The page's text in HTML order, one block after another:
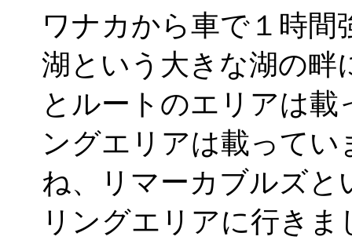
ワナカから車で１時
湖という大きな湖の畔
とルートのエリアは
ングエリアは載ってい
ね、リマーカブルズと
リングエリアに行きま